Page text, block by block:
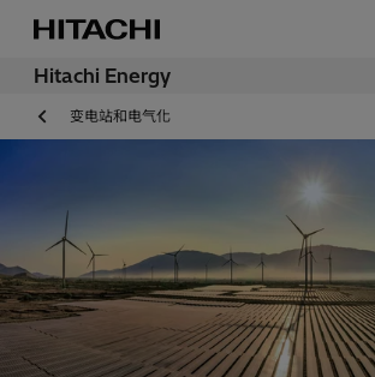
Hitachi Energy
变电站和电气化